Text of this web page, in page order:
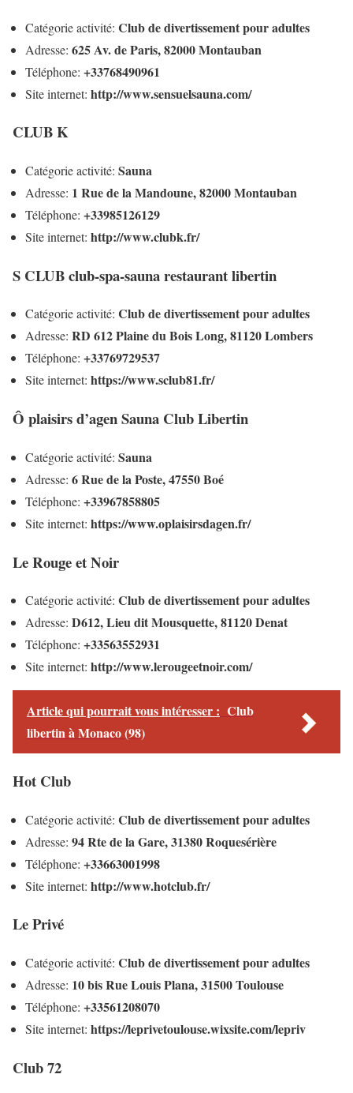
Catégorie activité: Club de divertissement pour adultes
Adresse: 625 Av. de Paris, 82000 Montauban
Téléphone: +33768490961
Site internet: http://www.sensuelsauna.com/
CLUB K
Catégorie activité: Sauna
Adresse: 1 Rue de la Mandoune, 82000 Montauban
Téléphone: +33985126129
Site internet: http://www.clubk.fr/
S CLUB club-spa-sauna restaurant libertin
Catégorie activité: Club de divertissement pour adultes
Adresse: RD 612 Plaine du Bois Long, 81120 Lombers
Téléphone: +33769729537
Site internet: https://www.sclub81.fr/
Ô plaisirs d’agen Sauna Club Libertin
Catégorie activité: Sauna
Adresse: 6 Rue de la Poste, 47550 Boé
Téléphone: +33967858805
Site internet: https://www.oplaisirsdagen.fr/
Le Rouge et Noir
Catégorie activité: Club de divertissement pour adultes
Adresse: D612, Lieu dit Mousquette, 81120 Denat
Téléphone: +33563552931
Site internet: http://www.lerougeetnoir.com/
Article qui pourrait vous intéresser : Club
libertin à Monaco (98)
Hot Club
Catégorie activité: Club de divertissement pour adultes
Adresse: 94 Rte de la Gare, 31380 Roquesérière
Téléphone: +33663001998
Site internet: http://www.hotclub.fr/
Le Privé
Catégorie activité: Club de divertissement pour adultes
Adresse: 10 bis Rue Louis Plana, 31500 Toulouse
Téléphone: +33561208070
Site internet: https://leprivetoulouse.wixsite.com/lepriv
Club 72